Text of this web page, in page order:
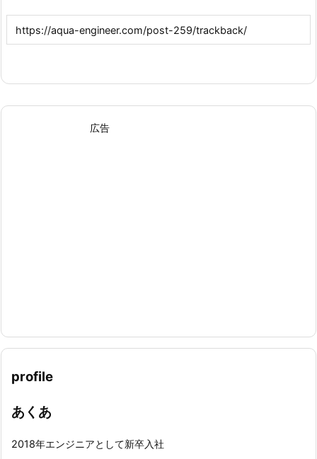
広告
profile
あくあ
2018年エンジニアとして新卒入社